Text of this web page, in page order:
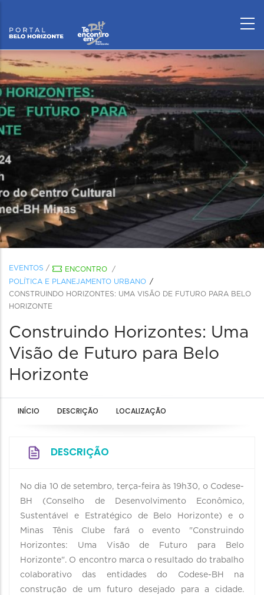
EVENTOS / ENCONTRO
/
POLÍTICA E PLANEJAMENTO URBANO
CONSTRUINDO HORIZONTES: UMA VISÃO DE FUTURO PARA BELO
HORIZONTE
Construindo Horizontes: Uma
Visão de Futuro para Belo
Horizonte
INÍCIO DESCRIÇÃO LOCALIZAÇÃO
DESCRIÇÃO
No dia 10 de setembro, terça-feira às 19h30, o Codese-
BH (Conselho de Desenvolvimento Econômico,
Sustentável e Estratégico de Belo Horizonte) e o
Minas Tênis Clube fará o evento "Construindo
Horizontes: Uma Visão de Futuro para Belo
Horizonte". O encontro marca o resultado do trabalho
colaborativo das entidades do Codese-BH na
construção de um futuro desejado para a cidade.